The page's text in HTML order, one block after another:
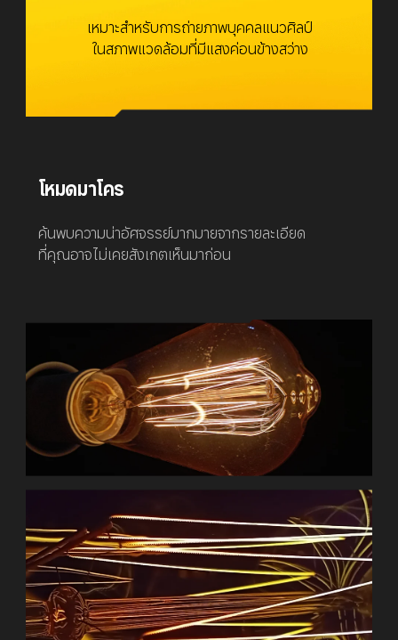
เหมาะสำหรับการถ่ายภาพบุคคลแนวศิลป์
ในสภาพแวดล้อมที่มีแสงค่อนข้างสว่าง
โหมดมาโคร
ค้นพบความน่าอัศจรรย์มากมายจากรายละเอียด
ที่คุณอาจไม่เคยสังเกตเห็นมาก่อน